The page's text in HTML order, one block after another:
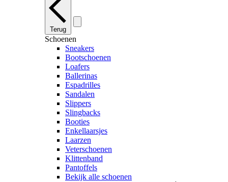
Terug
Schoenen
Sneakers
Bootschoenen
Loafers
Ballerinas
Espadrilles
Sandalen
Slippers
Slingbacks
Booties
Enkellaarsjes
Laarzen
Veterschoenen
Klittenband
Pantoffels
Bekijk alle schoenen